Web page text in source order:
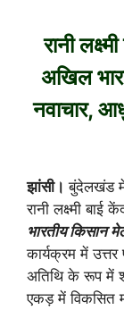
रानी
अखिल
नवाचार,
झांसी। बुंदेलखंड में
रानी लक्ष्मी बाई
भारतीय किसान
कार्यक्रम में
अतिथि के रूप में
एकड़ में विकसित